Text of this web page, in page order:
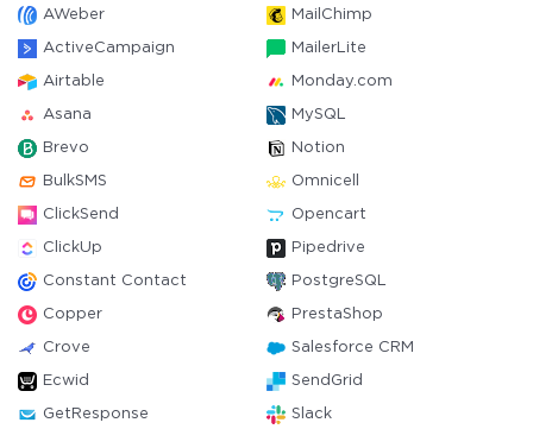
AWeber MailChimp
ActiveCampaign MailerLite
Airtable Monday.com
Asana MySQL
Brevo Notion
BulkSMS Omnicell
ClickSend Opencart
ClickUp Pipedrive
Constant Contact PostgreSQL
Copper PrestaShop
Crove Salesforce CRM
Ecwid SendGrid
GetResponse Slack